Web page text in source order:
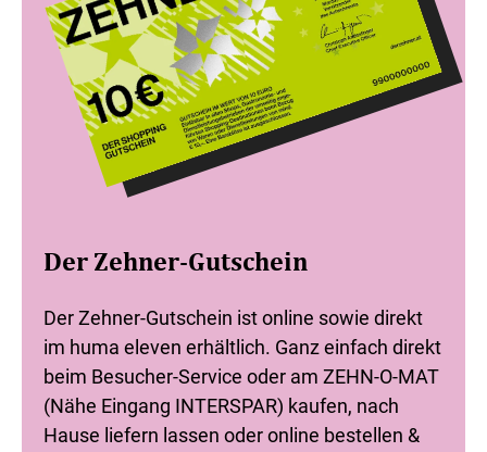
Der Zehner-Gutschein
Der Zehner-Gutschein ist online sowie direkt
im huma eleven erhältlich. Ganz einfach direkt
beim Besucher-Service oder am ZEHN-O-MAT
(Nähe Eingang INTERSPAR) kaufen, nach
Hause liefern lassen oder online bestellen &